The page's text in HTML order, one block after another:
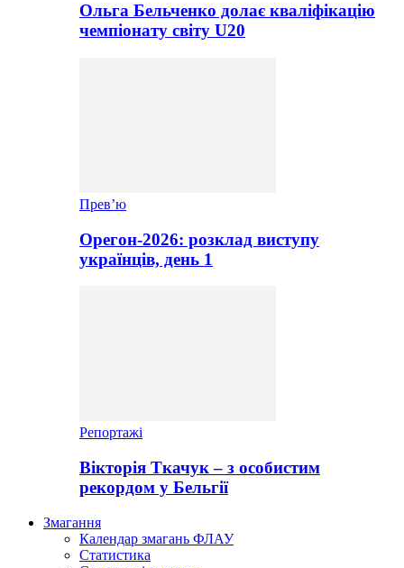
Ольга Бельченко долає кваліфікацію
чемпіонату світу U20
Прев’ю
Орегон-2026: розклад виступу
українців, день 1
Репортажі
Вікторія Ткачук – з особистим
рекордом у Бельгії
Змагання
Календар змагань ФЛАУ
Статистика